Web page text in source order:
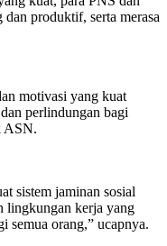
produktif, serta merasa
motivasi yang kuat
perlindungan bagi
ASN.
sistem jaminan sosial
lingkungan kerja yang
semua orang,” ucapnya.